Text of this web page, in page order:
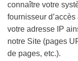
connaître votre
fournisseur
votre adresse IP
notre Site (pages
de pages, etc.).